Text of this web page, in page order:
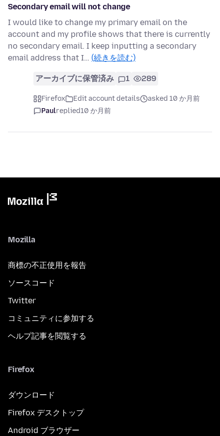
Secondary email will not change
I would like to change my primary email on the
account and my profile shows that there is currently
no secondary email. I keep inputting a secondary
email address that I… (続きを読む)
アーカイブに保管済み 1 289
Firefox Edit account details
asked 10 か月前
Paulreplied10 か月前
Mozilla
商標の不正使用を報告
ソースコード
Twitter
コミュニティに参加する
ヘルプ記事を閲覧する
Firefox
ダウンロード
Firefox デスクトップ
Android ブラウザー